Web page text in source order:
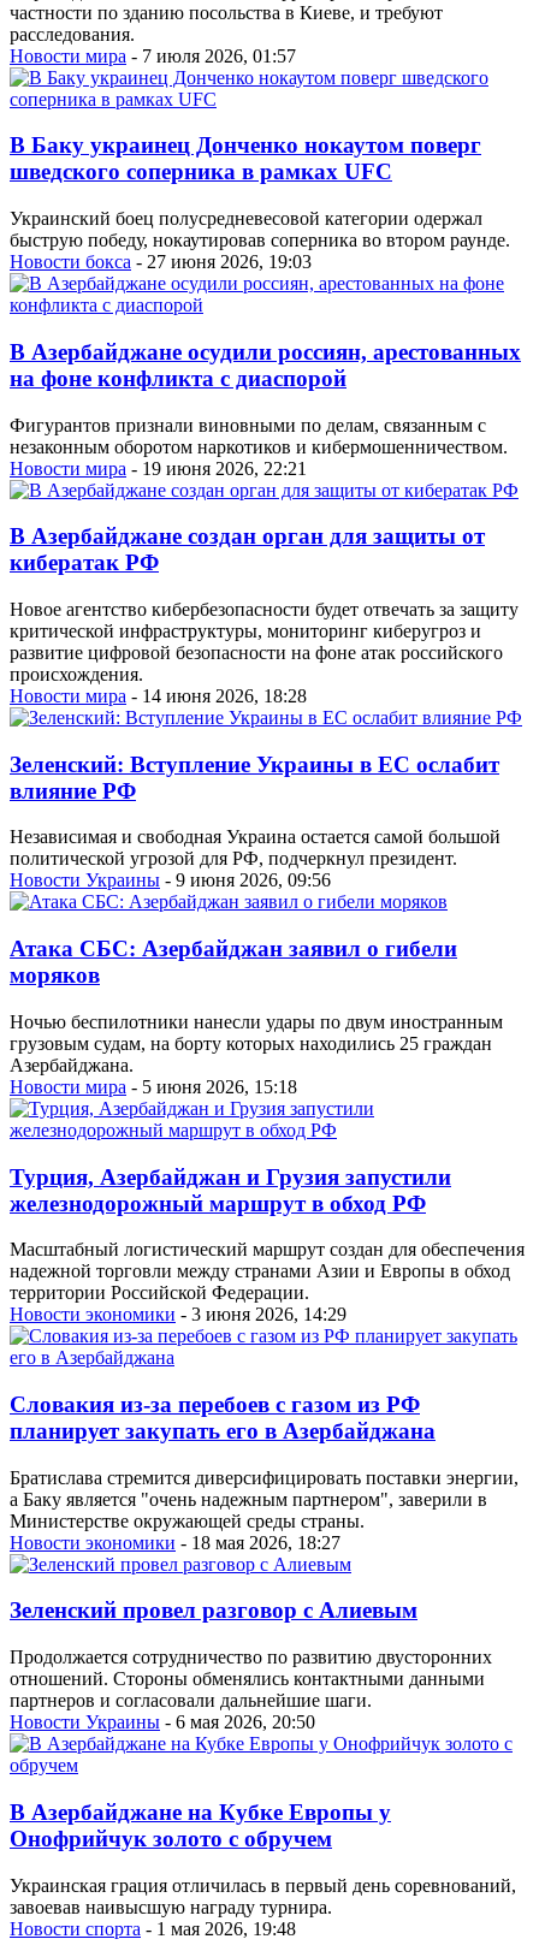
частности по зданию посольства в Киеве, и требуют
расследования.
Новости мира - 7 июля 2026, 01:57
В Баку украинец Донченко нокаутом поверг
шведского соперника в рамках UFC
Украинский боец полусредневесовой категории одержал
быструю победу, нокаутировав соперника во втором раунде.
Новости бокса - 27 июня 2026, 19:03
В Азербайджане осудили россиян, арестованных
на фоне конфликта с диаспорой
Фигурантов признали виновными по делам, связанным с
незаконным оборотом наркотиков и кибермошенничеством.
Новости мира - 19 июня 2026, 22:21
В Азербайджане создан орган для защиты от
кибератак РФ
Новое агентство кибербезопасности будет отвечать за защиту
критической инфраструктуры, мониторинг киберугроз и
развитие цифровой безопасности на фоне атак российского
происхождения.
Новости мира - 14 июня 2026, 18:28
Зеленский: Вступление Украины в ЕС ослабит
влияние РФ
Независимая и свободная Украина остается самой большой
политической угрозой для РФ, подчеркнул президент.
Новости Украины - 9 июня 2026, 09:56
Атака СБС: Азербайджан заявил о гибели
моряков
Ночью беспилотники нанесли удары по двум иностранным
грузовым судам, на борту которых находились 25 граждан
Азербайджана.
Новости мира - 5 июня 2026, 15:18
Турция, Азербайджан и Грузия запустили
железнодорожный маршрут в обход РФ
Масштабный логистический маршрут создан для обеспечения
надежной торговли между странами Азии и Европы в обход
территории Российской Федерации.
Новости экономики - 3 июня 2026, 14:29
Словакия из-за перебоев с газом из РФ
планирует закупать его в Азербайджана
Братислава стремится диверсифицировать поставки энергии,
а Баку является "очень надежным партнером", заверили в
Министерстве окружающей среды страны.
Новости экономики - 18 мая 2026, 18:27
Зеленский провел разговор с Алиевым
Продолжается сотрудничество по развитию двусторонних
отношений. Стороны обменялись контактными данными
партнеров и согласовали дальнейшие шаги.
Новости Украины - 6 мая 2026, 20:50
В Азербайджане на Кубке Европы у
Онофрийчук золото с обручем
Украинская грация отличилась в первый день соревнований,
завоевав наивысшую награду турнира.
Новости спорта - 1 мая 2026, 19:48